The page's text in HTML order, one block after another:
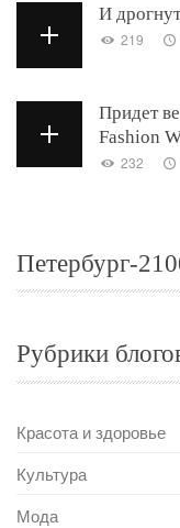
И
219
Придет
Fashion
232
Петербург-
Рубрики
Красота и здоровье
Культура
Мода